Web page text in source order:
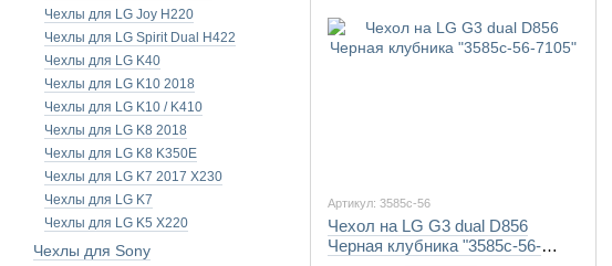
Артикул: 3585c-56
Чехол на LG G3 dual D856
Черная клубника "3585c-56-
Чехлы для LG Joy H220
Чехлы для LG Spirit Dual H422
Чехлы для LG K40
Чехлы для LG K10 2018
Чехлы для LG K10 / K410
Чехлы для LG K8 2018
Чехлы для LG K8 K350E
Чехлы для LG K7 2017 X230
Чехлы для LG K7
Чехлы для LG K5 X220
Чехлы для Sony